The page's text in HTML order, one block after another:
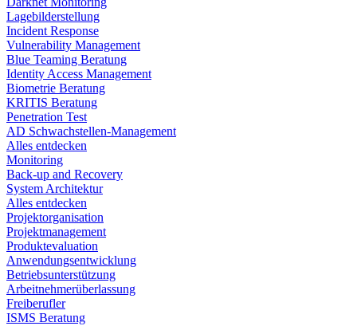
Lagebilderstellung
Incident Response​
Vulnerability Management
Blue Teaming Beratung​
Identity Access Management
Biometrie Beratung​
KRITIS Beratung​
Penetration Test
AD Schwachstellen-Management
Alles entdecken
Monitoring
Back-up and Recovery
System Architektur
Alles entdecken
Projektorganisation
Projektmanagement
Produktevaluation
Anwendungsentwicklung
Betriebsunterstützung
Arbeitnehmerüberlassung
Freiberufler
ISMS Beratung